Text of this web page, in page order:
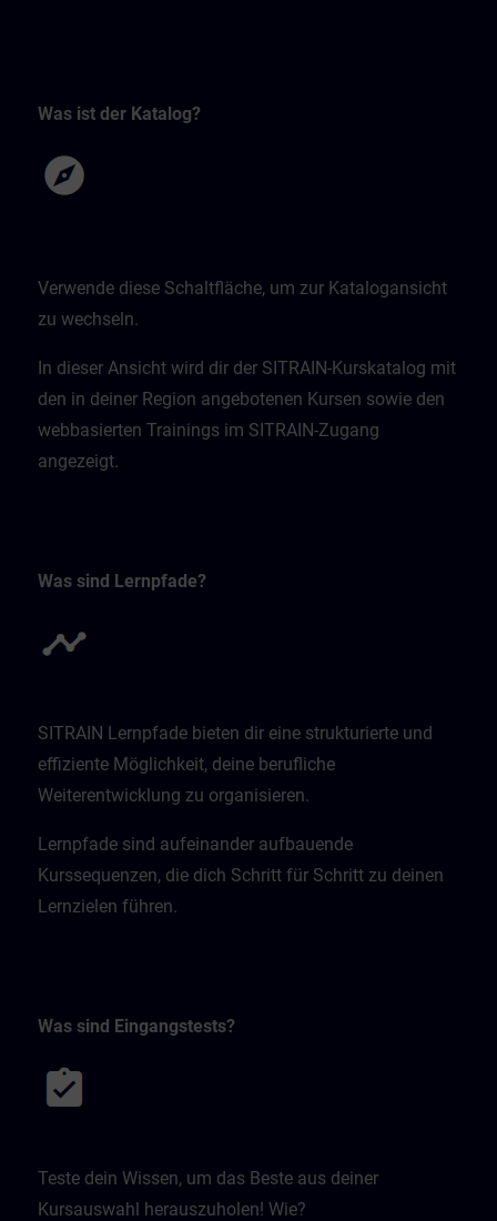
Was ist der Katalog?
Verwende diese Schaltfläche, um zur Katalogansicht
zu wechseln.
In dieser Ansicht wird dir der SITRAIN-Kurskatalog mit
den in deiner Region angebotenen Kursen sowie den
webbasierten Trainings im SITRAIN-Zugang
angezeigt.
Was sind Lernpfade?
SITRAIN Lernpfade bieten dir eine strukturierte und
effiziente Möglichkeit, deine berufliche
Weiterentwicklung zu organisieren.
Lernpfade sind aufeinander aufbauende
Kurssequenzen, die dich Schritt für Schritt zu deinen
Lernzielen führen.
Was sind Eingangstests?
Teste dein Wissen, um das Beste aus deiner
Kursauswahl herauszuholen! Wie?